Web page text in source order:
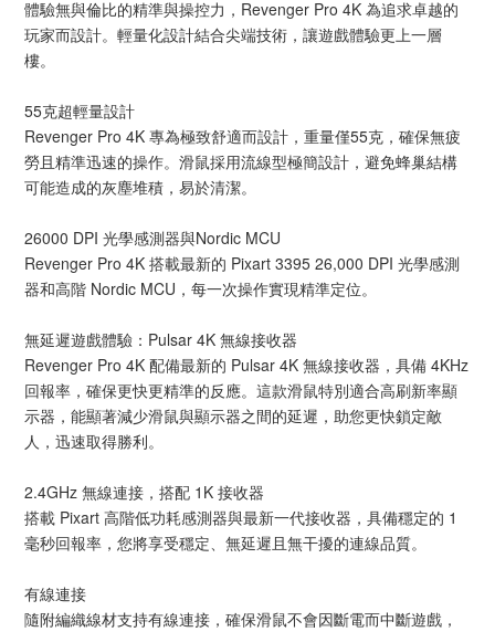
體驗無與倫比的精準與操控力，Revenger Pro 4K 為追求卓越的
玩家而設計。輕量化設計結合尖端技術，讓遊戲體驗更上一層
樓。
55克超輕量設計
Revenger Pro 4K 專為極致舒適而設計，重量僅55克，確保無疲
勞且精準迅速的操作。滑鼠採用流線型極簡設計，避免蜂巢結構
可能造成的灰塵堆積，易於清潔。
26000 DPI 光學感測器與Nordic MCU
Revenger Pro 4K 搭載最新的 Pixart 3395 26,000 DPI 光學感測
器和高階 Nordic MCU，每一次操作實現精準定位。
無延遲遊戲體驗：Pulsar 4K 無線接收器
Revenger Pro 4K 配備最新的 Pulsar 4K 無線接收器，具備 4KHz
回報率，確保更快更精準的反應。這款滑鼠特別適合高刷新率顯
示器，能顯著減少滑鼠與顯示器之間的延遲，助您更快鎖定敵
人，迅速取得勝利。
2.4GHz 無線連接，搭配 1K 接收器
搭載 Pixart 高階低功耗感測器與最新一代接收器，具備穩定的 1
毫秒回報率，您將享受穩定、無延遲且無干擾的連線品質。
有線連接
隨附編織線材支持有線連接，確保滑鼠不會因斷電而中斷遊戲，